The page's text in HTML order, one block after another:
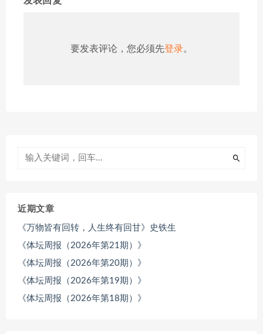
要发表评论，您必须先登录。
近期文章
《万物皆有回转，人生终有回甘》史铁生
《体坛周报（2026年第21期）》
《体坛周报（2026年第20期）》
《体坛周报（2026年第19期）》
《体坛周报（2026年第18期）》